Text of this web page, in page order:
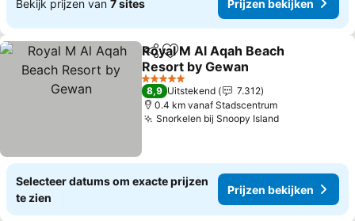
Bekijk prijzen van 7 sites Prijzen bekijken
DelenToevoegen aan favorieten
Royal M Al Aqah Beach
Resort by Gewan
Prijzen bekijken
5 Sterren
8,9 Uitstekend
7.312
0.4 km vanaf Stadscentrum
Snorkelen bij Snoopy IslandPrijzen
Selecteer datums om exacte prijzen
te zien
Prijzen bekijken